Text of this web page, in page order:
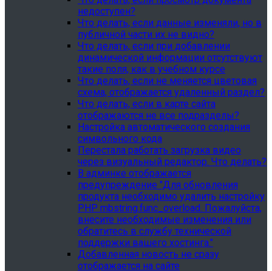
недоступен?
Что делать, если данные изменяли, но в
публичной части их не видно?
Что делать, если при добавлении
динамической информации отсутствуют
такие поля, как в учебном курсе
Что делать, если не меняется цветовая
схема, отображается удаленный раздел?
Что делать, если в карте сайта
отображаются не все подразделы?
Настройка автоматического создания
символьного кода
Перестала работать загрузка видео
через визуальный редактор. Что делать?
В админке отображается
предупреждение "Для обновления
продукта необходимо удалить настройку
PHP mbstring.func_overload. Пожалуйста,
внесите необходимые изменения или
обратитесь в службу технической
поддержки вашего хостинга."
Добавленная новость не сразу
отображается на сайте